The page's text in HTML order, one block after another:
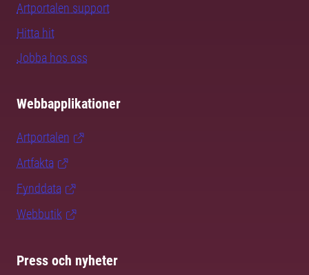
Artportalen support
Hitta hit
Jobba hos oss
Webbapplikationer
Artportalen
Artfakta
Fynddata
Webbutik
Press och nyheter